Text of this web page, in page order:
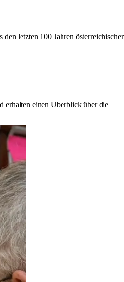
letzten 100 Jahren österreichischer
erhalten einen Überblick über die